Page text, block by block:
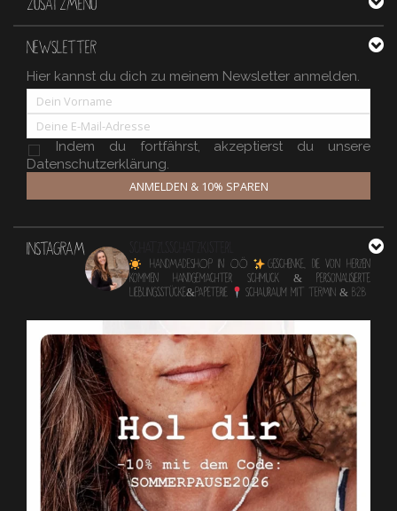
ZUSATZMENÜ
NEWSLETTER
Hier kannst du dich zu meinem Newsletter anmelden.
Indem du fortfährst, akzeptierst du unsere
Datenschutzerklärung.
ANMELDEN & 10% SPAREN
INSTAGRAM
HANDMADESHOP in OÖ
Geschenke, die von Herzen
kommen Handgemachter Schmuck & personalisierte
Lieblingsstücke&Papeterie
Schauraum mit TERMIN & B2B